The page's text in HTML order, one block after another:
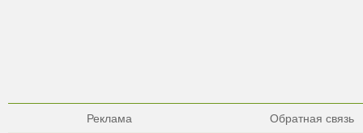
Реклама Обратная связь